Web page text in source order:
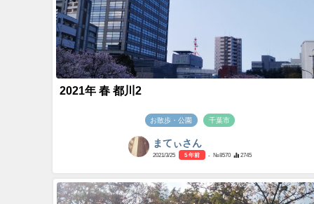
2021年 春 都川2
お散歩・公園 千葉市
まてぃさん
2021/3/25 5 年前 - №8570 2745